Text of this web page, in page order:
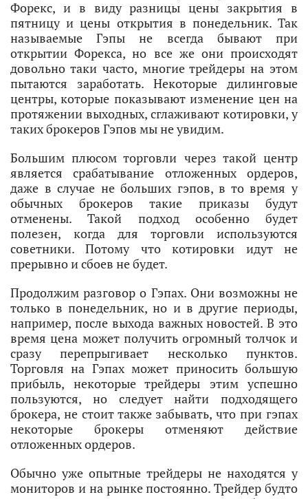
Форекс, и в виду разницы цены закрытия в
пятницу и цены открытия в понедельник. Так
называемые Гэпы не всегда бывают при
открытии Форекса, но все же они происходят
довольно таки часто, многие трейдеры на этом
пытаются заработать. Некоторые дилинговые
центры, которые показывают изменение цен на
протяжении выходных, сглаживают котировки, у
таких брокеров Гэпов мы не увидим.
Большим плюсом торговли через такой центр
является срабатывание отложенных ордеров,
даже в случае не больших гэпов, в то время у
обычных брокеров такие приказы будут
отменены. Такой подход особенно будет
полезен, когда для торговли используются
советники. Потому что котировки идут не
прерывно и сбоев не будет.
Продолжим разговор о Гэпах. Они возможны не
только в понедельник, но и в другие периоды,
например, после выхода важных новостей. В это
время цена может получить огромный толчок и
сразу перепрыгивает несколько пунктов.
Торговля на Гэпах может приносить большую
прибыль, некоторые трейдеры этим успешно
пользуются, но следует найти подходящего
брокера, не стоит также забывать, что при гэпах
некоторые брокеры отменяют действие
отложенных ордеров.
Обычно уже опытные трейдеры не находятся у
мониторов и на рынке постоянно. Трейдер будто